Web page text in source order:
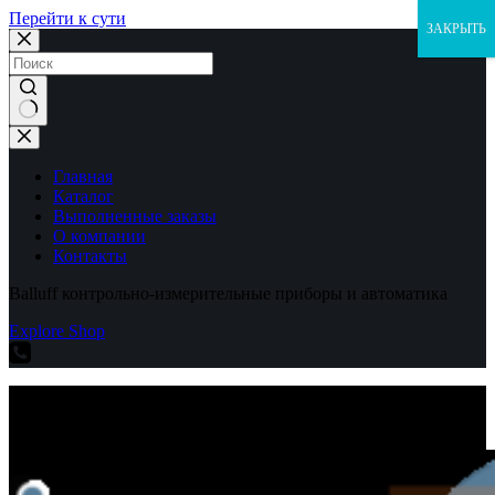
Перейти к сути
Ничего
не
найденоГлавная
Каталог
Выполненные заказы
О компании
Контакты
Balluff контрольно-измерительные приборы и автоматика
Explore Shop
ЗАКРЫТЬ